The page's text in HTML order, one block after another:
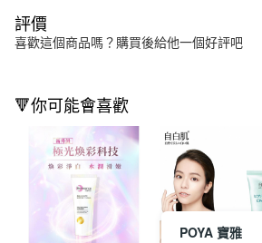
評價
喜歡這個商品嗎？購買後給他一個好評吧
🔻你可能會喜歡
POYA 寶雅